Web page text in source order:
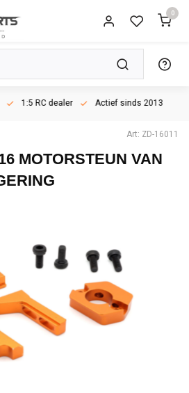
0
1:5 RC dealer Actief sinds 2013
Art: ZD-16011
MOTORSTEUN VAN